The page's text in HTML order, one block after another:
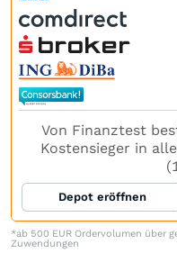
Von Finanztest
Kostensieger in
Depot eröffnen
*ab 500 EUR Ordervolumen über
Zuwendungen